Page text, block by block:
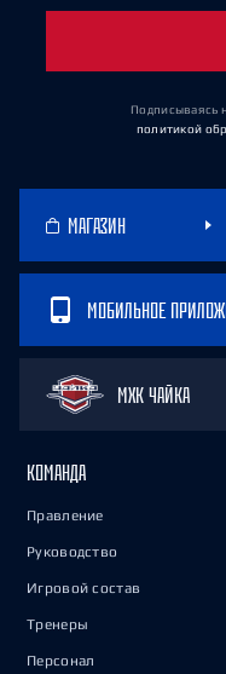
Подписываясь
политикой
МАГАЗИН
МОБИЛЬНОЕ
МХК ЧАЙКА
КОМАНДА
Правление
Руководство
Игровой состав
Тренеры
Персонал